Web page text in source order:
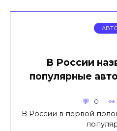
В России
популярные
0
В России в первой